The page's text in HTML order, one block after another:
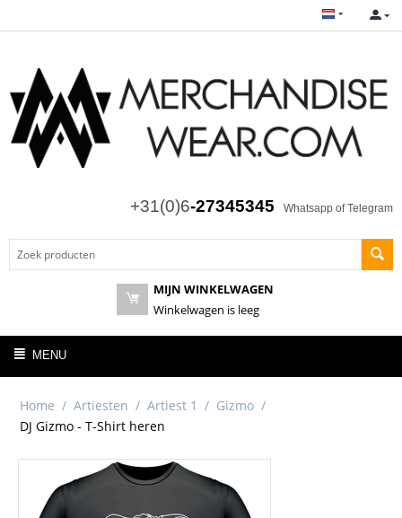
+31(0)6-27345345 Whatsapp of Telegram
MIJN WINKELWAGEN
Winkelwagen is leeg
MENU
Home / Artiesten / Artiest 1 / Gizmo /
DJ Gizmo - T-Shirt heren